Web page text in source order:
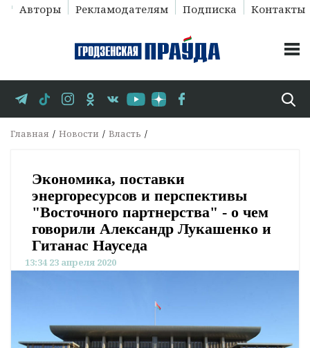
Авторы Рекламодателям Подписка Контакты
Главная Новости Власть
Экономика, поставки
энергоресурсов и перспективы
"Восточного партнерства" - о чем
говорили Александр Лукашенко и
Гитанас Науседа
13:34 23 апреля 2020